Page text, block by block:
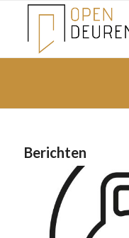
Berichten